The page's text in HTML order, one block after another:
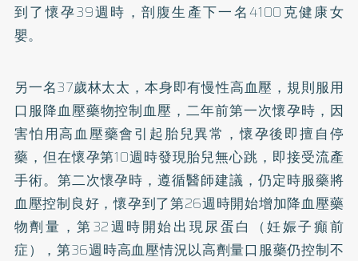
到了懷孕39週時，剖腹生產下一名4100克健康女
嬰。
另一名37歲林太太，本身即有慢性高血壓 ，規則服用
口服降血壓藥物控制血壓，二年前第一次懷孕時，因
害怕用高血壓藥會引起胎兒異常，懷孕後即擅自停
藥，但在懷孕第10週時發現胎兒無心跳，即接受流產
手術。第二次懷孕時，遵循醫師建議，仍定時服藥將
血壓控制良好，懷孕到了第26週時開始增加降血壓藥
物劑量，第32週時開始出現尿蛋白（妊娠子癲前
症），第36週時高血壓情況以高劑量口服藥仍控制不